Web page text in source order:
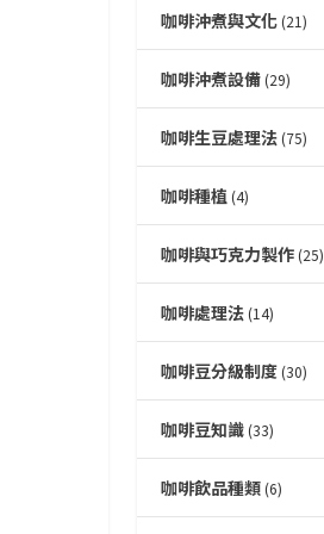
咖啡沖煮與文化(21)
咖啡沖煮設備(29)
咖啡生豆處理法(75)
咖啡種植 (4)
咖啡與巧克力製作(25)
咖啡處理法(14)
咖啡豆分級制度(30)
咖啡豆知識(33)
咖啡飲品種類(6)